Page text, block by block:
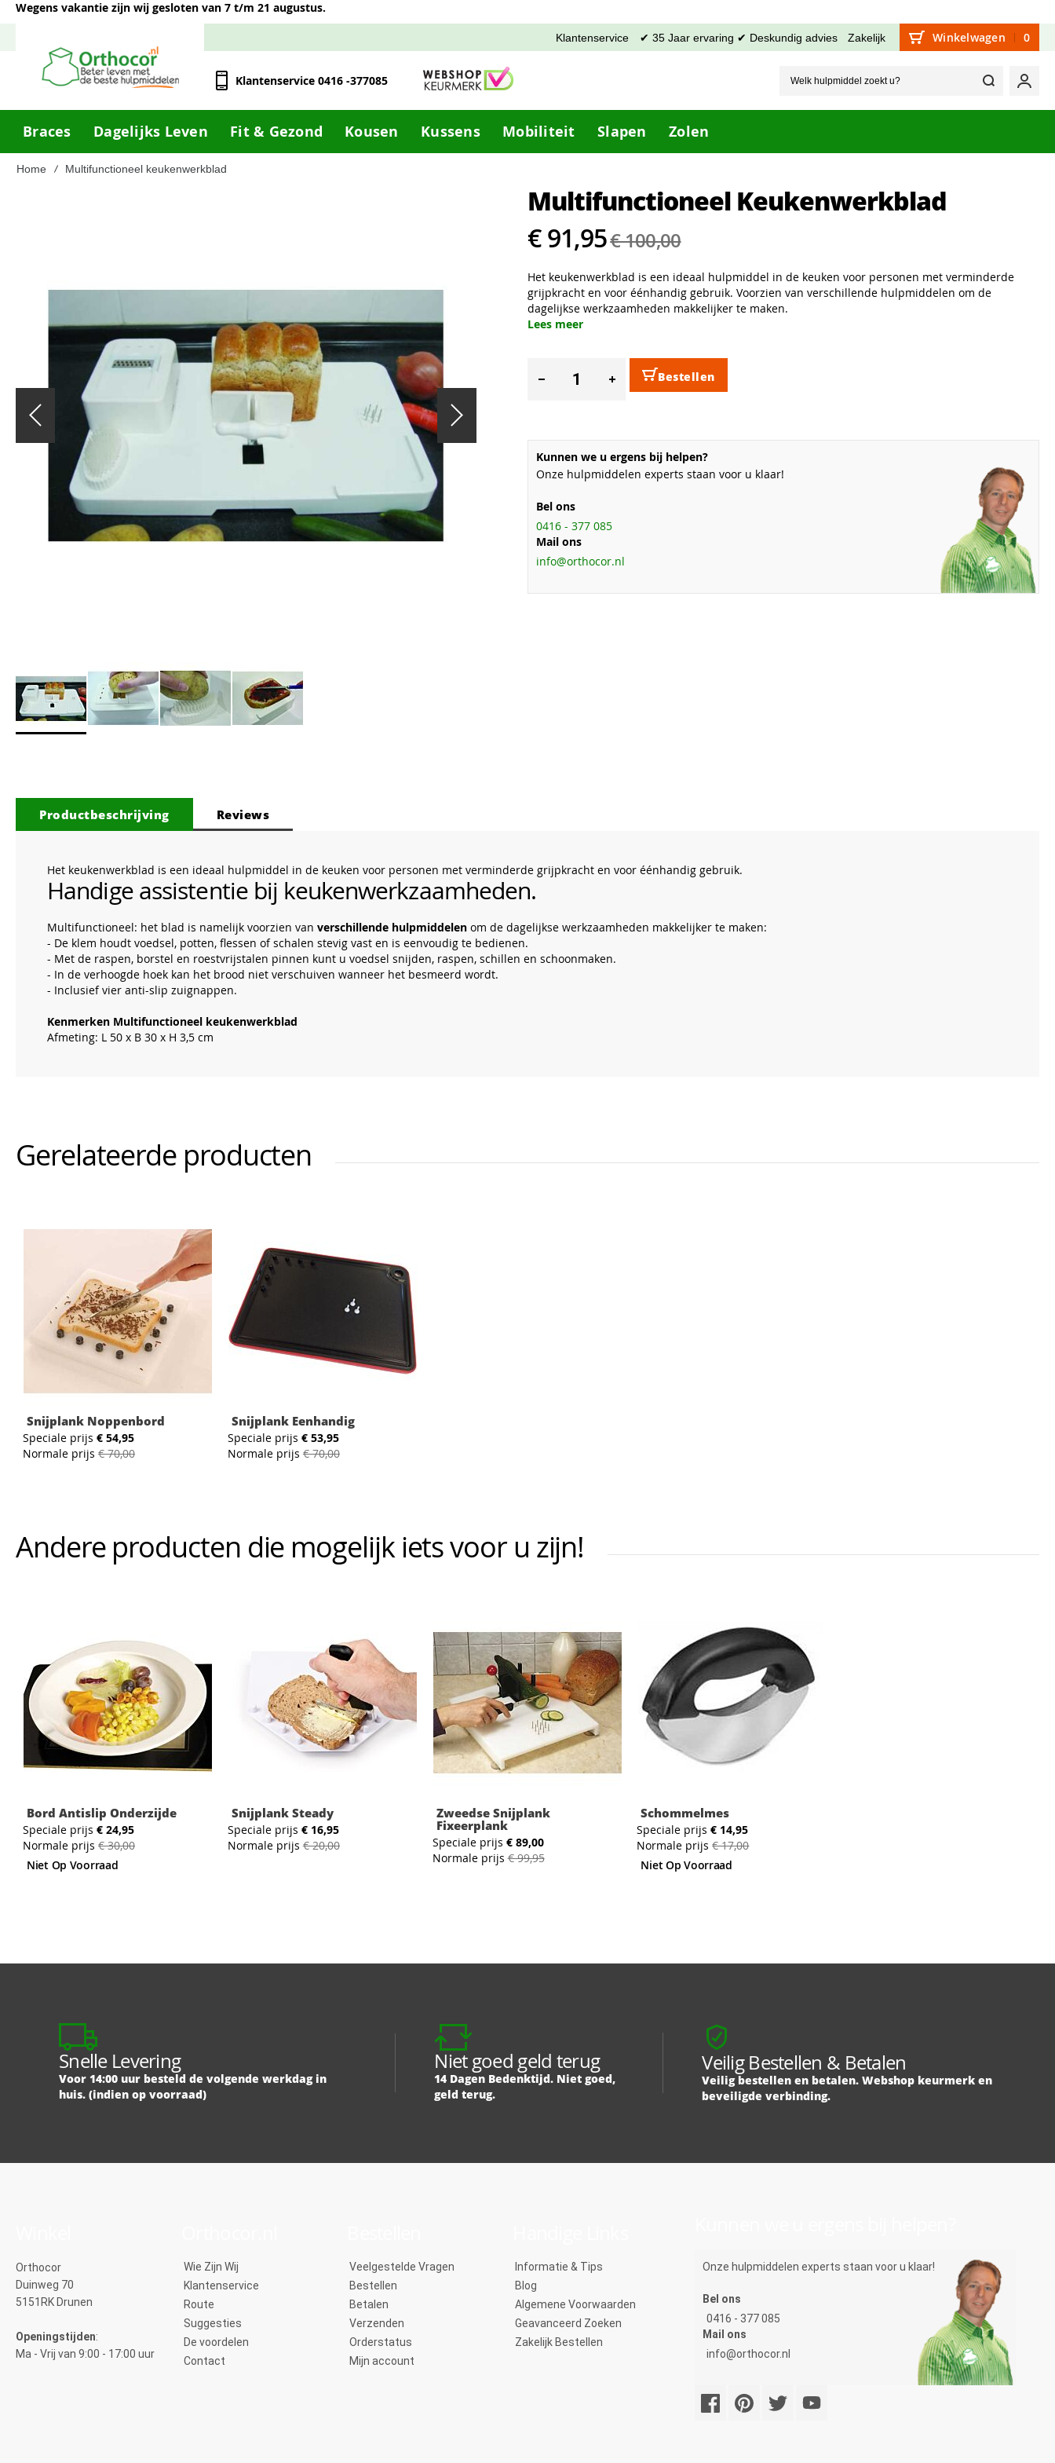
Wegens vakantie zijn wij gesloten van 7 t/m 21 augustus.
Klantenservice ✔ 35 Jaar ervaring ✔ Deskundig advies Zakelijk Winkelwagen 0
Klantenservice 0416 -377085 Welk
Mijn
Braces Dagelijks Leven Fit & Gezond Kousen Kussens Mobiliteit Slapen Zolen
Home Multifunctioneel keukenwerkblad
Multifunctioneel Keukenwerkblad
€ 91,95€ 100,00
Het keukenwerkblad is een ideaal hulpmiddel in de keuken voor personen met verminderde
grijpkracht en voor éénhandig gebruik. Voorzien van verschillende hulpmiddelen om de
dagelijkse werkzaamheden makkelijker te maken.
Lees meer
Bestellen
Kunnen we u ergens bij helpen?
Onze hulpmiddelen experts staan voor u klaar!
Bel ons
0416 - 377 085
Mail ons
info@orthocor.nl
Productbeschrijving
Het keukenwerkblad is een ideaal hulpmiddel in de keuken voor personen met verminderde grijpkracht en voor éénhandig gebruik.
Handige assistentie bij keukenwerkzaamheden.
Multifunctioneel: het blad is namelijk voorzien van verschillende hulpmiddelen om de dagelijkse werkzaamheden makkelijker te maken:
- De klem houdt voedsel, potten, flessen of schalen stevig vast en is eenvoudig te bedienen.
- Met de raspen, borstel en roestvrijstalen pinnen kunt u voedsel snijden, raspen, schillen en schoonmaken.
- In de verhoogde hoek kan het brood niet verschuiven wanneer het besmeerd wordt.
- Inclusief vier anti-slip zuignappen.
Kenmerken Multifunctioneel keukenwerkblad
Afmeting: L 50 x B 30 x H 3,5 cm
Reviews
Gerelateerde producten
Snijplank Noppenbord
Speciale prijs € 54,95
Normale prijs € 70,00
Snijplank Eenhandig
Speciale prijs € 53,95
Normale prijs € 70,00
Andere producten die mogelijk iets voor u zijn!
Bord Antislip Onderzijde
Speciale prijs € 24,95
Normale prijs € 30,00
Niet Op Voorraad
Snijplank Steady
Speciale prijs € 16,95
Normale prijs € 20,00
Zweedse Snijplank
Fixeerplank
Speciale prijs € 89,00
Normale prijs € 99,95
Schommelmes
Speciale prijs € 14,95
Normale prijs € 17,00
Niet Op Voorraad
Snelle Levering
Voor 14:00 uur besteld de volgende werkdag in
huis. (indien op voorraad)
Niet goed geld terug
14 Dagen Bedenktijd. Niet goed,
geld terug.
Veilig Bestellen & Betalen
Veilig bestellen en betalen. Webshop keurmerk en
beveiligde verbinding.
Onze hulpmiddelen experts staan voor u klaar!
Bel ons
0416 - 377 085
Mail ons
info@orthocor.nl
Orthocor
Duinweg 70
5151RK Drunen
Openingstijden:
Ma - Vrij van 9:00 - 17:00 uur
Wie Zijn Wij
Klantenservice
Route
Suggesties
De voordelen
Contact
Veelgestelde Vragen
Bestellen
Betalen
Verzenden
Orderstatus
Mijn account
Informatie & Tips
Blog
Algemene Voorwaarden
Geavanceerd Zoeken
Zakelijk Bestellen